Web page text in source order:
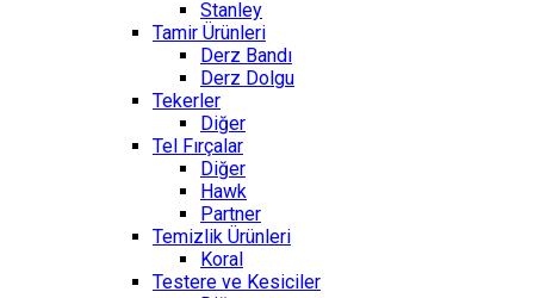
Stanley
Tamir Ürünleri
Derz Bandı
Derz Dolgu
Tekerler
Diğer
Tel Fırçalar
Diğer
Hawk
Partner
Temizlik Ürünleri
Koral
Testere ve Kesiciler